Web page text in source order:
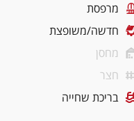
מרפסת
חדשה/משופצת
מחסן
חצר
בריכת שחייה